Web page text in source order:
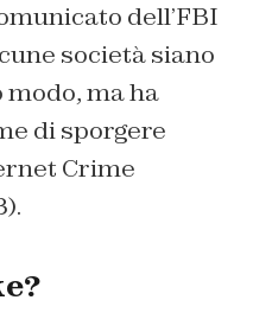
dell’FBI
società siano
ma ha
di sporgere
Crime